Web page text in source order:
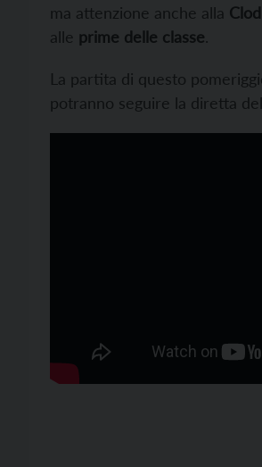
ma attenzione anche alla
alle prime delle classe.
La partita di questo
potranno seguire la diretta